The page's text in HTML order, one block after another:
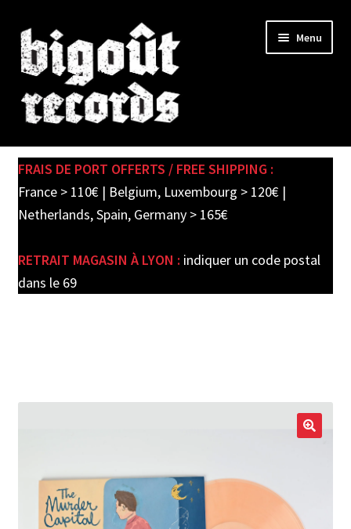
Skip
to
navigation
Skip
to
content
Menu
SHOP
child
PRE-ORDERS
FRAIS DE PORT OFFERTS / FREE SHIPPING :
France > 110€ | Belgium, Luxembourg > 120€ |
Netherlands, Spain, Germany > 165€
RETRAIT MAGASIN À LYON : indiquer un code postal
dans le 69